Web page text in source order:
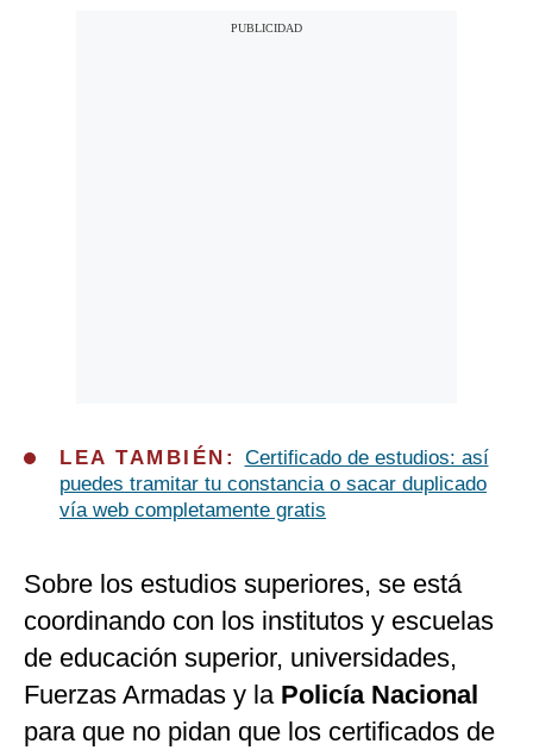
LEA TAMBIÉN: Certificado de estudios: así
puedes tramitar tu constancia o sacar duplicado
vía web completamente gratis
Sobre los estudios superiores, se está
coordinando con los institutos y escuelas
de educación superior, universidades,
Fuerzas Armadas y la Policía Nacional
para que no pidan que los certificados de